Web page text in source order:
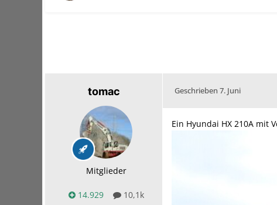
tomac
Mitglieder
14.929 10,1k
Geschrieben 7. Juni
Ein Hyundai HX 210A mit